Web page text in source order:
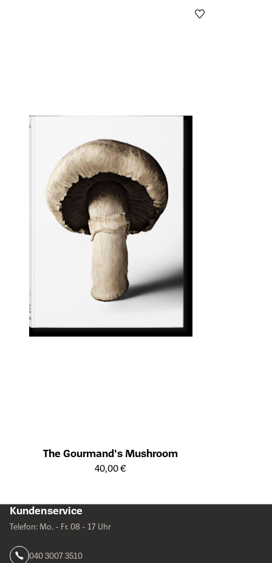
The Gourmand's Mushroom
Öffnet die Detailseite des Produkts
40,00 €
Kundenservice
Telefon: Mo. - Fr. 08 - 17 Uhr
040 3007 3510